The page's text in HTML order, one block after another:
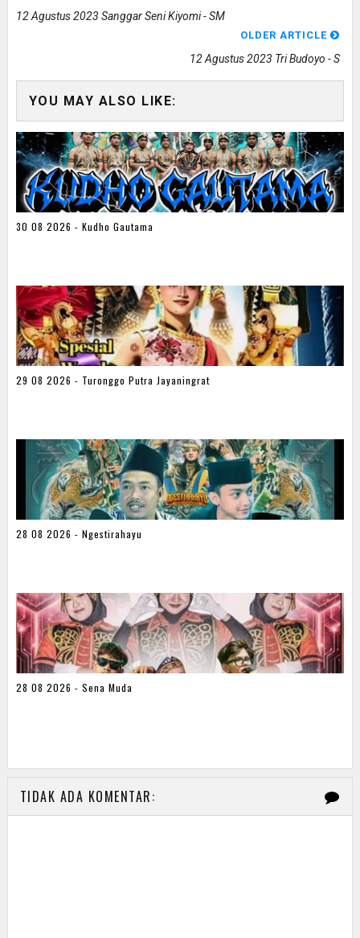
12 Agustus 2023 Sanggar Seni Kiyomi - SM
OLDER ARTICLE
12 Agustus 2023 Tri Budoyo - S
YOU MAY ALSO LIKE:
30 08 2026 - Kudho Gautama
29 08 2026 - Turonggo Putra Jayaningrat
28 08 2026 - Ngestirahayu
28 08 2026 - Sena Muda
TIDAK ADA KOMENTAR: